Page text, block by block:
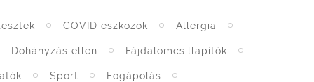
COVID eszközök Allergia
Dohányzás ellen Fájdalomcsillapítók
Sport Fogápolás